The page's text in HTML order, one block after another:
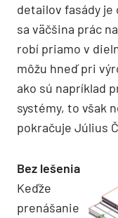
detailov fasády je
sa väčšina prác
robí priamo v
môžu hneď pri
ako sú napríklad
systémy, to však
pokračuje Július
Bez lešenia
Keďže
prenášanie